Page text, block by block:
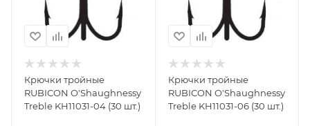
Крючки тройные
RUBICON O'Shaughnessy
Treble KH11031-04 (30 шт.)
Крючки тройные
RUBICON O'Shaughnessy
Treble KH11031-06 (30 шт.)